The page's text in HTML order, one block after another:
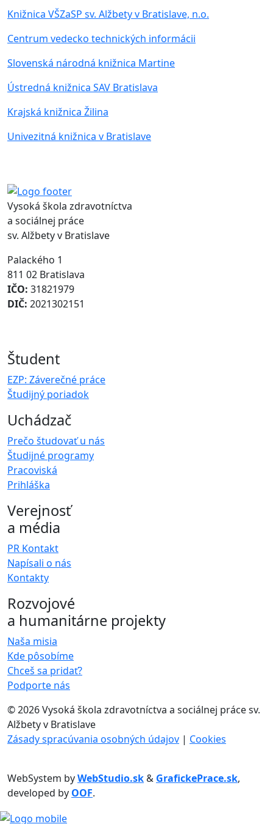
Knižnica VŠZaSP sv. Alžbety v Bratislave, n.o.
Centrum vedecko technických informácii
Slovenská národná knižnica Martine
Ústredná knižnica SAV Bratislava
Krajská knižnica Žilina
Univezitná knižnica v Bratislave
Vysoká škola zdravotníctva
a sociálnej práce
sv. Alžbety v Bratislave
Palackého 1
811 02 Bratislava
IČO: 31821979
DIČ: 2021302151
Študent
EZP: Záverečné práce
Študijný poriadok
Uchádzač
Prečo študovať u nás
Študijné programy
Pracoviská
Prihláška
Verejnosť
a média
PR Kontakt
Napísali o nás
Kontakty
Rozvojové
a humanitárne projekty
Naša misia
Kde pôsobíme
Chceš sa pridať?
Podporte nás
©2026 Vysoká škola zdravotníctva a sociálnej práce sv.
Alžbety v Bratislave
Zásady spracúvania osobných údajov | Cookies
WebSystem byWebStudio.sk& GrafickePrace.sk,
developed by OOF.